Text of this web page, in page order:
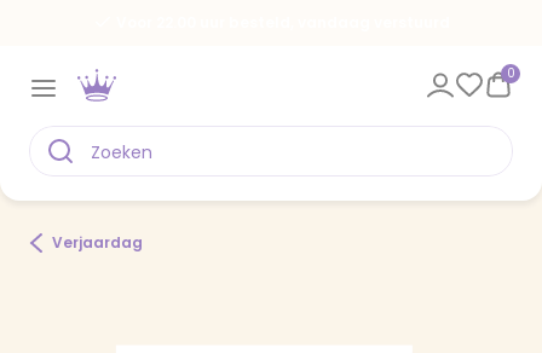
0
Verjaardag